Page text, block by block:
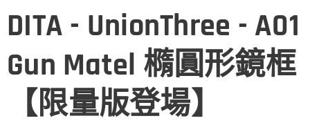
DITA - UnionThree - A01
Gun Matel 橢圓形鏡框
【限量版登場】